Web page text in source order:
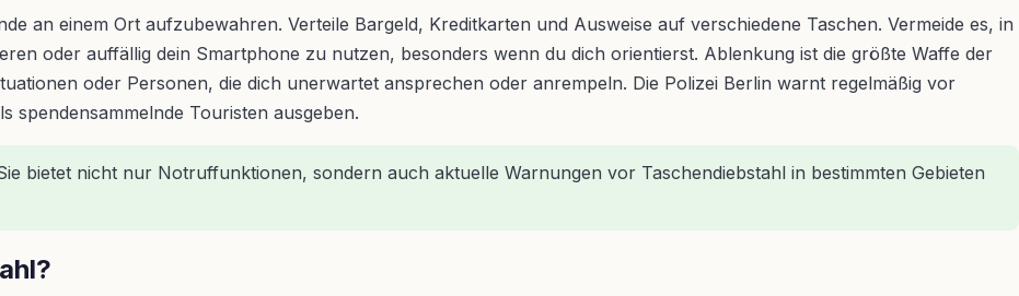
an einem Ort aufzubewahren. Verteile Bargeld, Kreditkarten und Ausweise auf verschiedene Taschen. Vermeide es, in
oder auffällig dein Smartphone zu nutzen, besonders wenn du dich orientierst. Ablenkung ist die größte Waffe der
oder Personen, die dich unerwartet ansprechen oder anrempeln. Die Polizei Berlin warnt regelmäßig vor
spendensammelnde Touristen ausgeben.
bietet nicht nur Notruffunktionen, sondern auch aktuelle Warnungen vor Taschendiebstahl in bestimmten Gebieten